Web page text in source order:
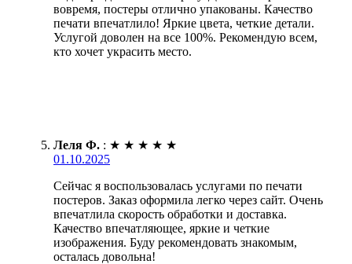
вовремя, постеры отлично упакованы. Качество
печати впечатлило! Яркие цвета, четкие детали.
Услугой доволен на все 100%. Рекомендую всем,
кто хочет украсить место.
Леля Ф. : ★ ★ ★ ★ ★
01.10.2025
Сейчас я воспользовалась услугами по печати
постеров. Заказ оформила легко через сайт. Очень
впечатлила скорость обработки и доставка.
Качество впечатляющее, яркие и четкие
изображения. Буду рекомендовать знакомым,
осталась довольна!